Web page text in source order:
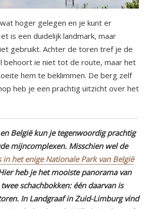
hoger gelegen en je kunt er
is een duidelijk landmark, maar
gebruikt. Achter de toren tref je de
behoort ie niet tot de route, maar het
hem te beklimmen. De berg zelf
heb je een prachtig uitzicht over het
België kun je tegenwoordig prachtig
mijncomplexen. Misschien wel de
in het enige Nationale Park van België
heb je het mooiste panorama van
schachbokken: één daarvan is
In Landgraaf in Zuid-Limburg vind